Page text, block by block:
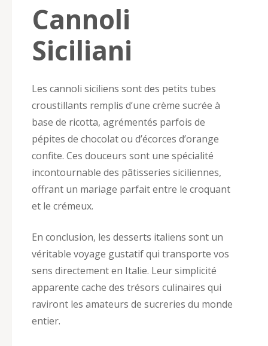
Cannoli
Siciliani
Les cannoli siciliens sont des petits tubes
croustillants remplis d’une crème sucrée à
base de ricotta, agrémentés parfois de
pépites de chocolat ou d’écorces d’orange
confite. Ces douceurs sont une spécialité
incontournable des pâtisseries siciliennes,
offrant un mariage parfait entre le croquant
et le crémeux.
En conclusion, les desserts italiens sont un
véritable voyage gustatif qui transporte vos
sens directement en Italie. Leur simplicité
apparente cache des trésors culinaires qui
raviront les amateurs de sucreries du monde
entier.